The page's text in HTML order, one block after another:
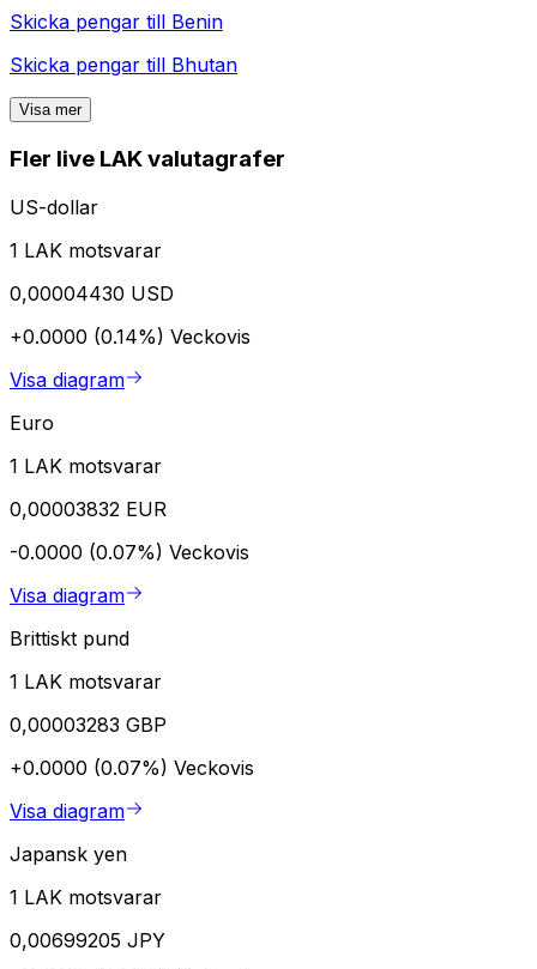
Skicka pengar till Benin
Skicka pengar till Bhutan
Visa mer
Fler live LAK valutagrafer
US-dollar
1 LAK motsvarar
0,00004430 USD
+0.0000 (0.14%) Veckovis
Visa diagram
Euro
1 LAK motsvarar
0,00003832 EUR
-0.0000 (0.07%) Veckovis
Visa diagram
Brittiskt pund
1 LAK motsvarar
0,00003283 GBP
+0.0000 (0.07%) Veckovis
Visa diagram
Japansk yen
1 LAK motsvarar
0,00699205 JPY